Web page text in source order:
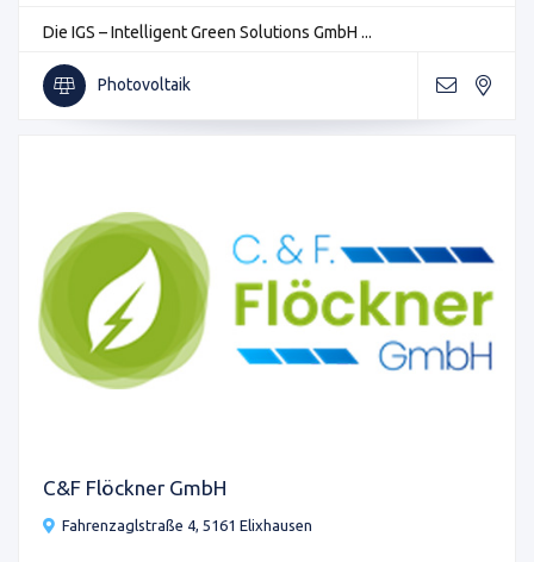
Die IGS – Intelligent Green Solutions GmbH ...
Photovoltaik
C&F Flöckner GmbH
Fahrenzaglstraße 4, 5161 Elixhausen